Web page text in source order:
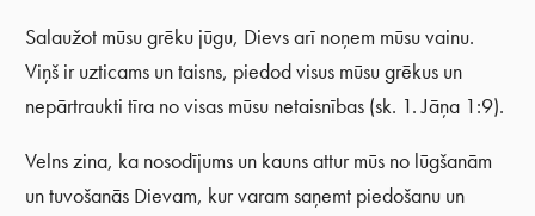
Salaužot mūsu grēku jūgu, Dievs arī noņem mūsu vainu.
Viņš ir uzticams un taisns, piedod visus mūsu grēkus un
nepārtraukti tīra no visas mūsu netaisnības (sk. 1. Jāņa 1:9).
Velns zina, ka nosodījums un kauns attur mūs no lūgšanām
un tuvošanās Dievam, kur varam saņemt piedošanu un